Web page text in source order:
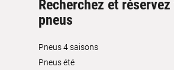
Recherchez et réservez
pneus
Pneus 4 saisons
Pneus été